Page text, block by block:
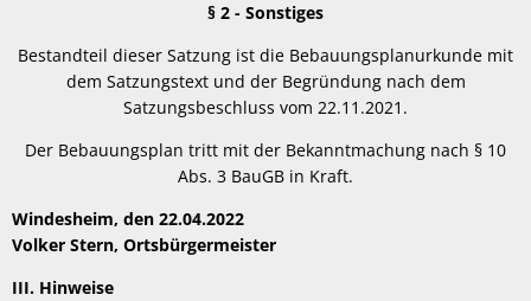
§ 2 - Sonstiges
Bestandteil dieser Satzung ist die Bebauungsplanurkunde mit
dem Satzungstext und der Begründung nach dem
Satzungsbeschluss vom 22.11.2021.
Der Bebauungsplan tritt mit der Bekanntmachung nach § 10
Abs. 3 BauGB in Kraft.
Windesheim, den 22.04.2022
Volker Stern, Ortsbürgermeister
III. Hinweise